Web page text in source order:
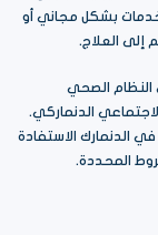
بشكل مجاني أو
إلى العلاج.
النظام الصحي
الدنماركي.
في الدنمارك الاستفادة
المحددة.